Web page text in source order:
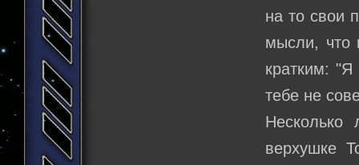
на то свои
мысли, что
кратким: "Я
тебе не
верхушке